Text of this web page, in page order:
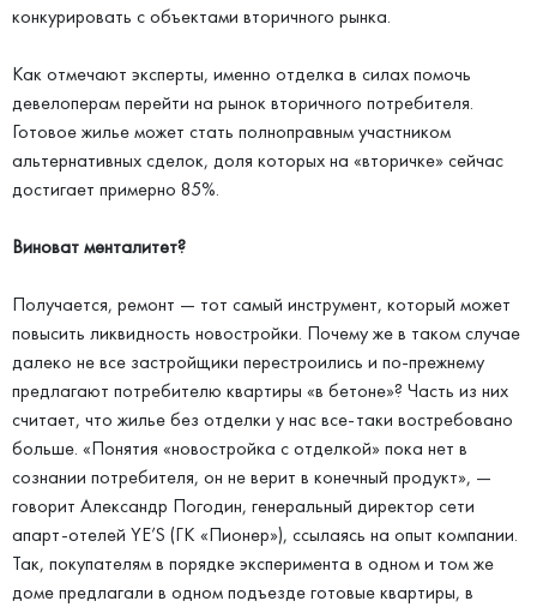
конкурировать с объектами вторичного рынка.
Как отмечают эксперты, именно отделка в силах помочь
девелоперам перейти на рынок вторичного потребителя.
Готовое жилье может стать полноправным участником
альтернативных сделок, доля которых на «вторичке» сейчас
достигает примерно 85%.
Виноват менталитет?
Получается, ремонт — тот самый инструмент, который может
повысить ликвидность новостройки. Почему же в таком случае
далеко не все застройщики перестроились и по-прежнему
предлагают потребителю квартиры «в бетоне»? Часть из них
считает, что жилье без отделки у нас все-таки востребовано
больше. «Понятия «новостройка с отделкой» пока нет в
сознании потребителя, он не верит в конечный продукт», —
говорит Александр Погодин, генеральный директор сети
апарт-отелей YE’S (ГК «Пионер»), ссылаясь на опыт компании.
Так, покупателям в порядке эксперимента в одном и том же
доме предлагали в одном подъезде готовые квартиры, в